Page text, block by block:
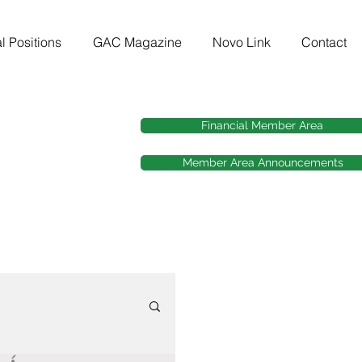
Positions GAC Magazine Novo Link Contact
Financial Member Area
Member Area Announcements